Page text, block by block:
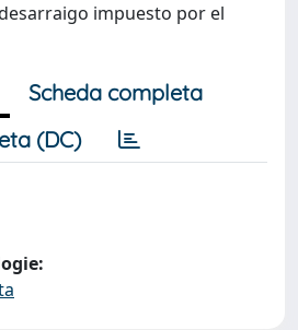
impuesto por el
Scheda completa
(DC)